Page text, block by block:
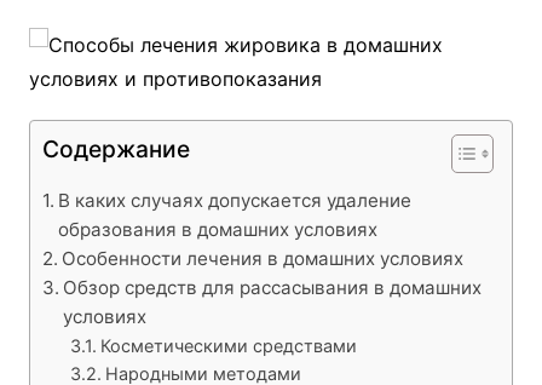
Содержание
В каких случаях допускается удаление
образования в домашних условиях
Особенности лечения в домашних условиях
Обзор средств для рассасывания в домашних
условиях
Косметическими средствами
Народными методами